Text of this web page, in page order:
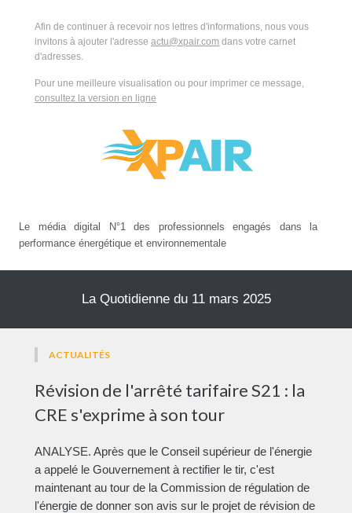
Afin de continuer à recevoir nos lettres d'informations, nous vous
invitons à ajouter l'adresse actu@xpair.com dans votre carnet
d'adresses.
Pour une meilleure visualisation ou pour imprimer ce message,
consultez la version en ligne
Le média digital N°1 des professionnels engagés dans la
performance énergétique et environnementale
La Quotidienne du 11 mars 2025
ACTUALITÉS
Révision de l'arrêté tarifaire S21 : la
CRE s'exprime à son tour
ANALYSE. Après que le Conseil supérieur de l'énergie
a appelé le Gouvernement à rectifier le tir, c'est
maintenant au tour de la Commission de régulation de
l'énergie de donner son avis sur le projet de révision de